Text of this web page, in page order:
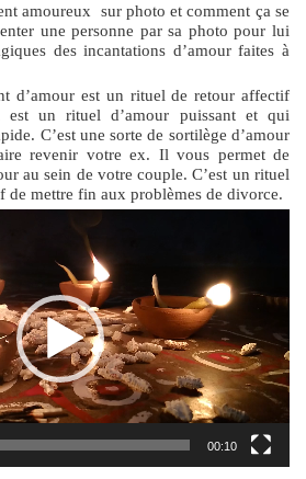
amoureux sur photo et comment ça se
une personne par sa photo pour lui
des incantations d’amour faites à
d’amour est un rituel de retour affectif
est un rituel d’amour puissant et qui
C’est une sorte de sortilège d’amour
revenir votre ex. Il vous permet de
au sein de votre couple. C’est un rituel
de mettre fin aux problèmes de divorce.
00:10